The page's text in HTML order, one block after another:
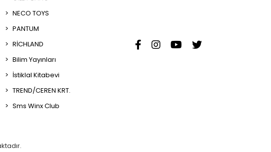
NECO TOYS
PANTUM
RİCHLAND
Bilim Yayınları
İstiklal Kitabevi
TREND/CEREN KRT.
Sms Winx Club